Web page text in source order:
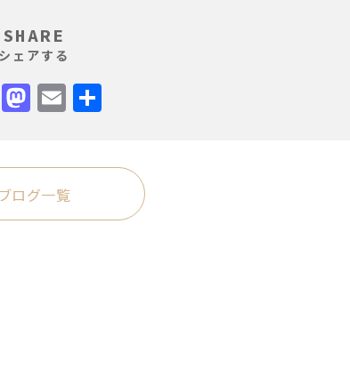
SHARE
シェアする
Facebook
Mastodon
Email
ブログ一覧